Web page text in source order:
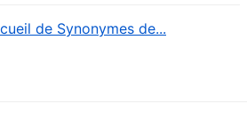
de Synonymes de...